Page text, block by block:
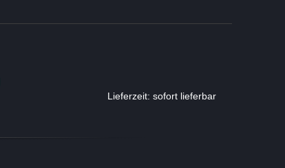
Lieferzeit: sofort lieferbar